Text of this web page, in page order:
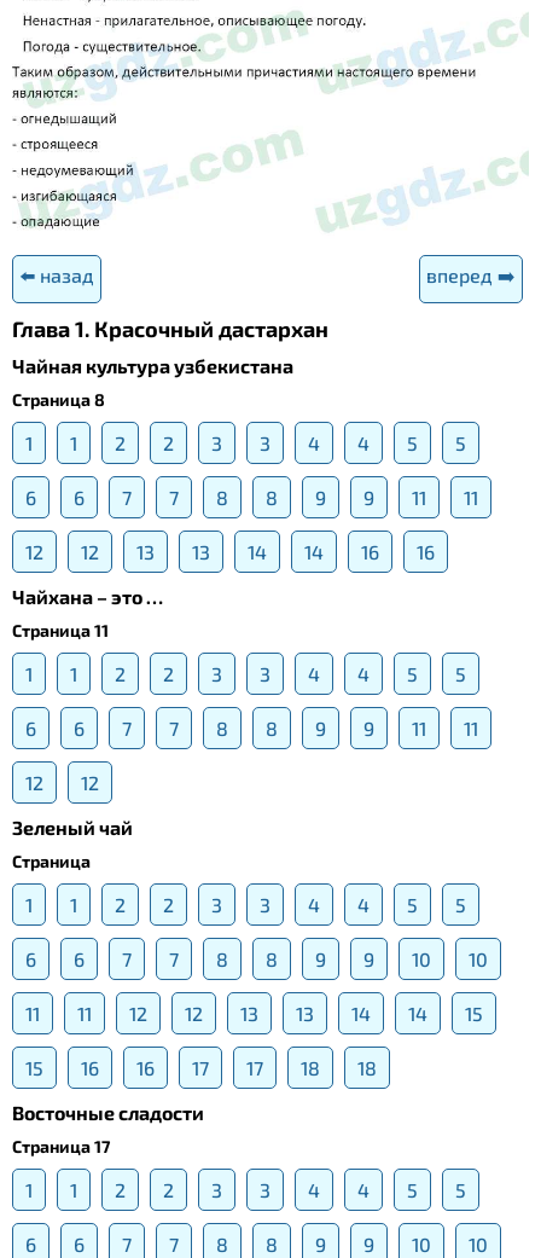
⬅️ назад вперед ➡️
Глава 1. Красочный дастархан
Чайная культура узбекистана
Страница 8
1 1 2 2 3 3 4 4 5 5
6 6 7 7 8 8 9 9 11 11
12 12 13 13 14 14 16
16
Чайхана – это …
Страница 11
1 1 2 2 3 3 4 4 5 5
6 6 7 7 8 8 9 9 11 11
12
12
Зеленый чай
Страница
1 1 2 2 3 3 4 4 5 5
6 6 7 7 8 8 9 9 10 10
11 11 12 12 13 13 14 14 15
15 16 16 17 17 18
18
Восточные сладости
Страница 17
1 1 2 2 3 3 4 4 5 5
6 6 7 7 8 8 9 9 10 10